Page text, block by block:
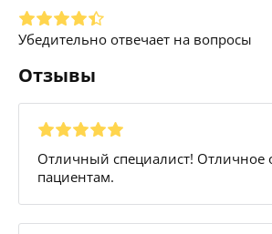
Убедительно отвечает на вопросы
Отзывы
Отличный специалист! Отличное
пациентам.